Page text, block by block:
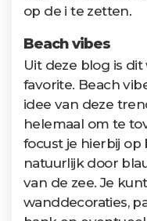
op de i te zetten.
Beach vibes
Uit deze blog is
favorite. Beach
idee van deze
helemaal om te
focust je hierbij
natuurlijk door
van de zee. Je
wanddecoraties,